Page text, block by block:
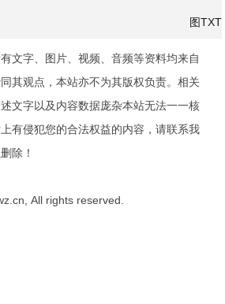
图TXT
文字、图片、视频、音频等资料均来自
其观点，本站亦不为其版权负责。相关
文字以及内容数据庞杂本站无法一一核
有侵犯您的合法权益的内容，请联系我
除！
All rights reserved.